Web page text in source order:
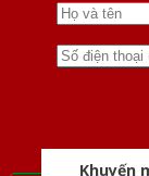
Khuyến